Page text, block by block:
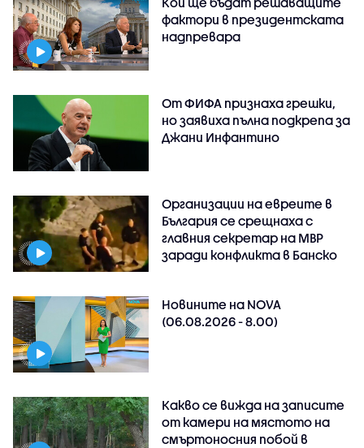
фактори в президентската
надпревара
От ФИФА признаха грешки,
но заявиха пълна подкрепа за
Джани Инфантино
Организации на евреите в
България се срещнаха с
главния секретар на МВР
заради конфликта в Банско
Новините на NOVA
(06.08.2026 - 8.00)
Какво се вижда на записите
от камери на мястото на
смъртоносния побой в